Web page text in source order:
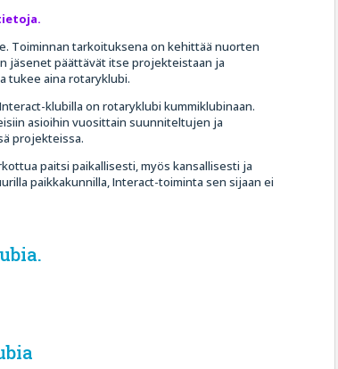
Toiminnan tarkoituksena on kehittää nuorten
jäsenet päättävät itse projekteistaan ja
tukee aina rotaryklubi.
klubilla on rotaryklubi kummiklubinaan.
asioihin vuosittain suunniteltujen ja
projekteissa.
paitsi paikallisesti, myös kansallisesti ja
paikkakunnilla, Interact-toiminta sen sijaan ei